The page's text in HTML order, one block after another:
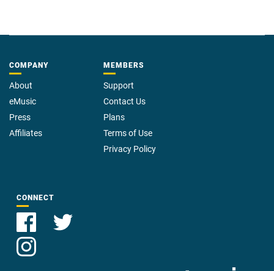
COMPANY
About
eMusic
Press
Affiliates
MEMBERS
Support
Contact Us
Plans
Terms of Use
Privacy Policy
CONNECT